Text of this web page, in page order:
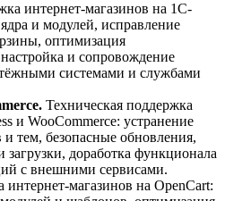
интернет-магазинов на 1С-
и модулей, исправление
оптимизация
и сопровождение
системами и службами
Техническая поддержка
и WooCommerce: устранение
тем, безопасные обновления,
загрузки, доработка функционала
с внешними сервисами.
интернет-магазинов на OpenCart: